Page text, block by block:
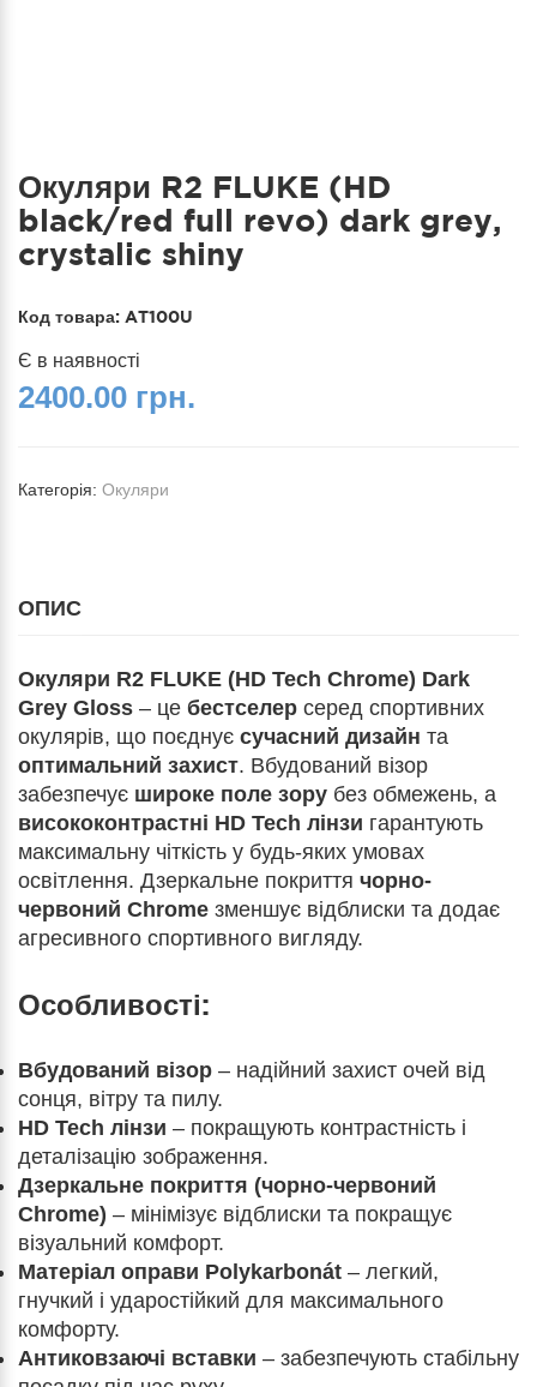
Окуляри R2 FLUKE (HD
black/red full revo) dark grey,
crystalic shiny
Код товара: AT100U
Є в наявності
2400.00 грн.
Категорія: Окуляри
ОПИС
Окуляри R2 FLUKE (HD Tech Chrome) Dark
Grey Gloss – це бестселер серед спортивних
окулярів, що поєднує сучасний дизайн та
оптимальний захист. Вбудований візор
забезпечує широке поле зору без обмежень, а
висококонтрастні HD Tech лінзи гарантують
максимальну чіткість у будь-яких умовах
освітлення. Дзеркальне покриття чорно-
червоний Chrome зменшує відблиски та додає
агресивного спортивного вигляду.
Особливості:
Вбудований візор – надійний захист очей від
сонця, вітру та пилу.
HD Tech лінзи – покращують контрастність і
деталізацію зображення.
Дзеркальне покриття (чорно-червоний
Chrome) – мінімізує відблиски та покращує
візуальний комфорт.
Матеріал оправи Polykarbonát – легкий,
гнучкий і ударостійкий для максимального
комфорту.
Антиковзаючі вставки – забезпечують стабільну